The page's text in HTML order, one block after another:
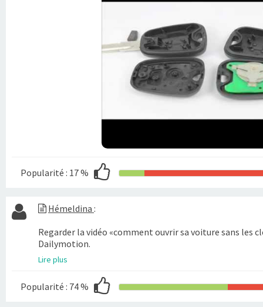
Popularité : 17 %
Hémeldina :
Regarder la vidéo «comment ouvrir sa voiture sans les
Dailymotion.
Lire plus
Popularité : 74 %